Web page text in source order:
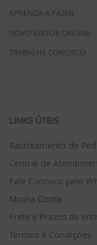
APRENDA A FAZER
NOVO EDITOR ONLINE
TRABALHE CONOSCO
LINKS ÚTEIS
Rastreamento de
Central de
Fale Conosco pelo
Minha Conta
Frete e Prazos de
Termos e Condições